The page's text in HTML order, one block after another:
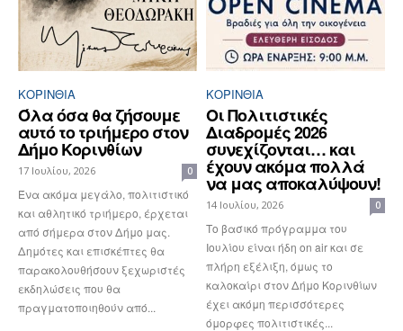
ΚΟΡΙΝΘΊΑ
Όλα όσα θα ζήσουμε
αυτό το τριήμερο στον
Δήμο Κορινθίων
17 Ιουλίου, 2026 0
Ένα ακόμα μεγάλο, πολιτιστικό
και αθλητικό τριήμερο, έρχεται
από σήμερα στον Δήμο μας.
Δημότες και επισκέπτες θα
παρακολουθήσουν ξεχωριστές
εκδηλώσεις που θα
πραγματοποιηθούν από...
ΚΟΡΙΝΘΊΑ
Οι Πολιτιστικές
Διαδρομές 2026
συνεχίζονται… και
έχουν ακόμα πολλά
να μας αποκαλύψουν!
14 Ιουλίου, 2026 0
Το βασικό πρόγραμμα του
Ιουλίου είναι ήδη on air και σε
πλήρη εξέλιξη, όμως το
καλοκαίρι στον Δήμο Κορινθίων
έχει ακόμη περισσότερες
όμορφες πολιτιστικές...